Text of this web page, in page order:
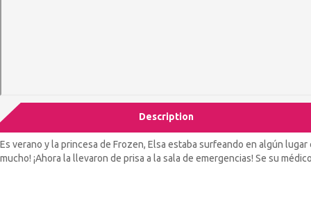
Description
Es verano y la princesa de Frozen, Elsa estaba surfeando en algún
mucho! ¡Ahora la llevaron de prisa a la sala de emergencias! Se su